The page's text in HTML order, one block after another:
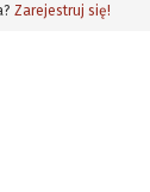
Zarejestruj się!